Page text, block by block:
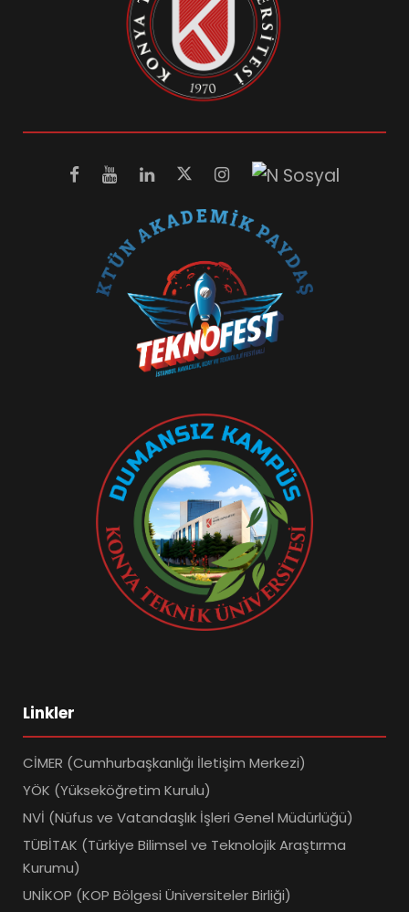
Linkler
CİMER (Cumhurbaşkanlığı İletişim Merkezi)
YÖK (Yükseköğretim Kurulu)
NVİ (Nüfus ve Vatandaşlık İşleri Genel Müdürlüğü)
TÜBİTAK (Türkiye Bilimsel ve Teknolojik Araştırma
Kurumu)
UNİKOP (KOP Bölgesi Üniversiteler Birliği)